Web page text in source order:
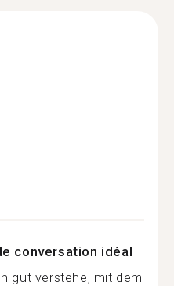
conversation idéal
gut verstehe, mit dem